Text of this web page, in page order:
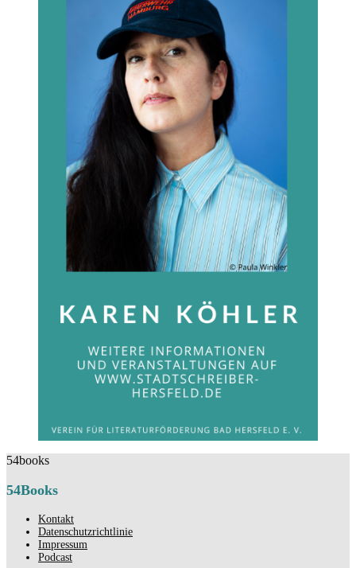
54books
54Books
Kontakt
Datenschutzrichtlinie
Impressum
Podcast